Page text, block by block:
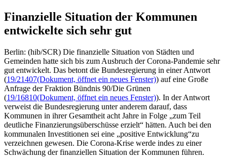
Finanzielle Situation der Kommunen
entwickelte sich sehr gut
Berlin: (hib/SCR) Die finanzielle Situation von Städten und
Gemeinden hatte sich bis zum Ausbruch der Corona-Pandemie sehr
gut entwickelt. Das betont die Bundesregierung in einer Antwort
(19/21407(Dokument, öffnet ein neues Fenster)) auf eine Große
Anfrage der Fraktion Bündnis 90/Die Grünen
(19/16810(Dokument, öffnet ein neues Fenster)). In der Antwort
verweist die Bundesregierung unter anderem darauf, dass
Kommunen in ihrer Gesamtheit acht Jahre in Folge „zum Teil
deutliche Finanzierungsüberschüsse erzielt“ hätten. Auch bei den
kommunalen Investitionen sei eine „positive Entwicklung“zu
verzeichnen gewesen. Die Corona-Krise werde indes zu einer
Schwächung der finanziellen Situation der Kommunen führen.